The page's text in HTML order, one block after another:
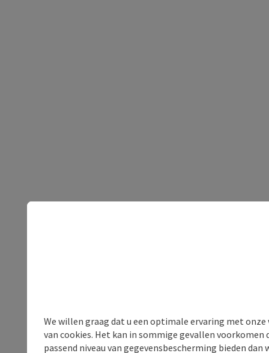
We willen graag dat u een optimale ervaring met
van cookies. Het kan in sommige gevallen voorkomen
passend niveau van gegevensbescherming bieden